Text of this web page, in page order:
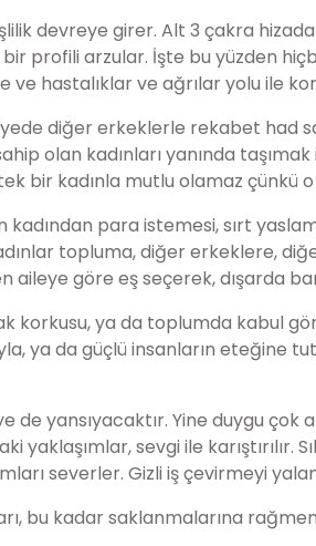
devreye girer. Alt 3 çakra
profili arzular. İşte bu yüzden
ve hastalıklar ve ağrılar yolu ile
diğer erkeklerle rekabet had
olan kadınları yanında
bir kadınla mutlu olamaz çünkü
kadından para istemesi, sırt
topluma, diğer erkeklere,
aileye göre eş seçerek, dışarda
korkusu, ya da toplumda kabul
ya da güçlü insanların eteğine
de yansıyacaktır. Yine duygu çok
yaklaşımlar, sevgi ile karıştırılır.
severler. Gizli iş çevirmeyi
bu kadar saklanmalarına